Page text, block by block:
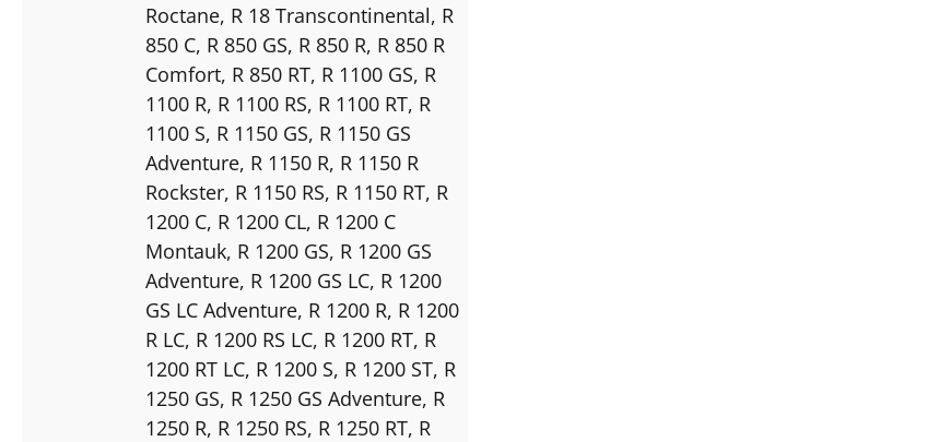
Roctane, R 18 Transcontinental, R
850 C, R 850 GS, R 850 R, R 850 R
Comfort, R 850 RT, R 1100 GS, R
1100 R, R 1100 RS, R 1100 RT, R
1100 S, R 1150 GS, R 1150 GS
Adventure, R 1150 R, R 1150 R
Rockster, R 1150 RS, R 1150 RT, R
1200 C, R 1200 CL, R 1200 C
Montauk, R 1200 GS, R 1200 GS
Adventure, R 1200 GS LC, R 1200
GS LC Adventure, R 1200 R, R 1200
R LC, R 1200 RS LC, R 1200 RT, R
1200 RT LC, R 1200 S, R 1200 ST, R
1250 GS, R 1250 GS Adventure, R
1250 R, R 1250 RS, R 1250 RT, R